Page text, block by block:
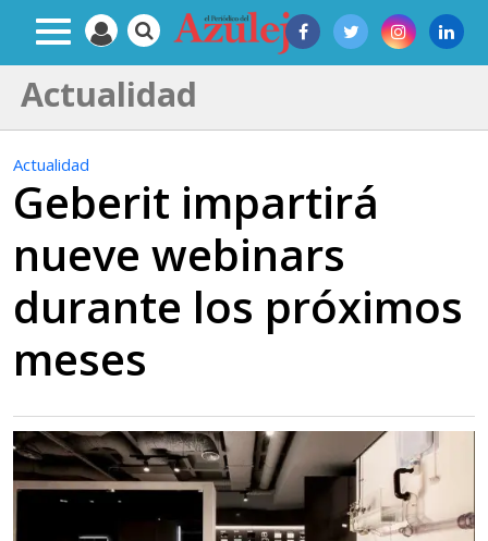
Actualidad
Actualidad
Geberit impartirá
nueve webinars
durante los próximos
meses